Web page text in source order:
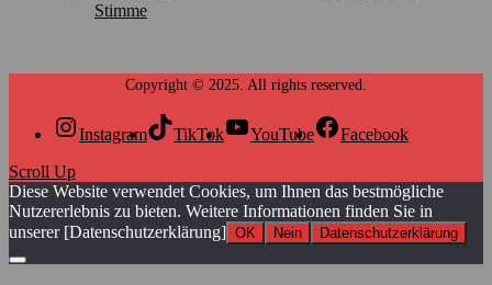
Instagram TikTok YouTube
Facebook
Scroll Up
Diese Website verwendet Cookies, um Ihnen das bestmögliche
Nutzererlebnis zu bieten. Weitere Informationen finden Sie in
unserer [Datenschutzerklärung] OK Nein Datenschutzerklärung